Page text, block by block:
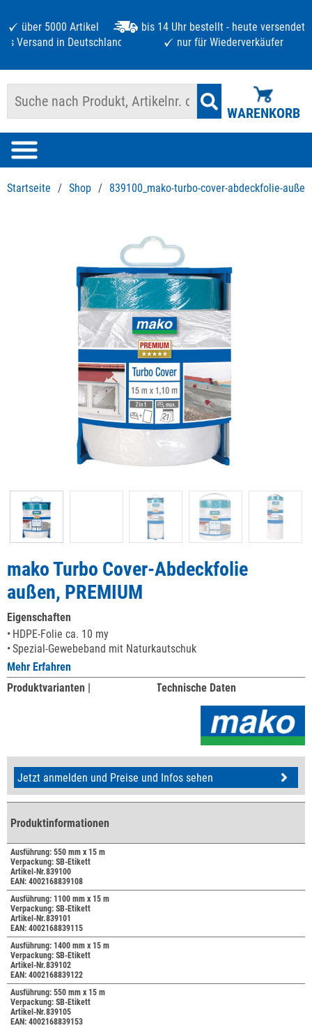
über 5000 Artikel
bis 14 Uhr bestellt - heute versendet
Versand in Deutschland ab 125 €
nur für Wiederverkäufer
WARENKORB
Startseite / Shop / 839100_mako-turbo-cover-abdeckfolie-
mako Turbo Cover-Abdeckfolie
außen, PREMIUM
Eigenschaften
HDPE-Folie ca. 10 my
Spezial-Gewebeband mit Naturkautschuk
Mehr Erfahren
Produktvarianten |
Technische Daten
Jetzt anmelden und Preise und Infos sehen
Produktinformationen
Ausführung: 550 mm x 15 m
Verpackung: SB-Etikett
Artikel-Nr.839100
EAN: 4002168839108
Ausführung: 1100 mm x 15 m
Verpackung: SB-Etikett
Artikel-Nr.839101
EAN: 4002168839115
Ausführung: 1400 mm x 15 m
Verpackung: SB-Etikett
Artikel-Nr.839102
EAN: 4002168839122
Ausführung: 550 mm x 15 m
Verpackung: SB-Etikett
Artikel-Nr.839105
EAN: 4002168839153